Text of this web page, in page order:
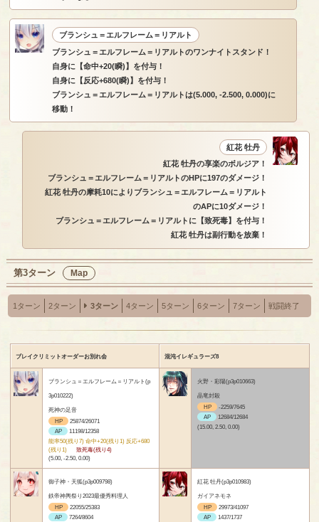
ブランシュ＝エルフレーム＝リアルト
ブランシュ＝エルフレーム＝リアルトのワンナイトスタンド！
自身に【命中+20(瞬)】を付与！
自身に【反応+680(瞬)】を付与！
ブランシュ＝エルフレーム＝リアルトは(5.000, -2.500, 0.000)に
移動！
紅花 牡丹
紅花 牡丹の享楽のボルジア！
ブランシュ＝エルフレーム＝リアルトのHPに197のダメージ！
紅花 牡丹の摩耗10によりブランシュ＝エルフレーム＝リアルト
のAPに10ダメージ！
ブランシュ＝エルフレーム＝リアルトに【致死毒】を付与！
紅花 牡丹は副行動を放棄！
第3ターン Map
1ターン 2ターン 3ターン 4ターン 5ターン 6ターン 7ターン 戦闘終了
ブレイクリミットオーダーお別れ会 混沌イレギュラーズ8
ブランシュ＝エルフレーム＝リアルト(p
3p010222)
死神の足音
HP
25874/26071
AP
11198/12358
能率50(残り7) 命中+20(残り1) 反応+680
(残り1)
致死毒(残り4)
(5.00, -2.50, 0.00)
火野・彩陽(p3p010663)
晶竜封殺
HP
-2259/7645
AP
12684/12684
(15.00, 2.50, 0.00)
御子神・天狐(p3p009798)
鉄帝神輿祭り2023最優秀料理人
HP
22055/25383
AP
7264/8604
紅花 牡丹(p3p010983)
ガイアネモネ
HP
29973/41097
AP
1437/1737